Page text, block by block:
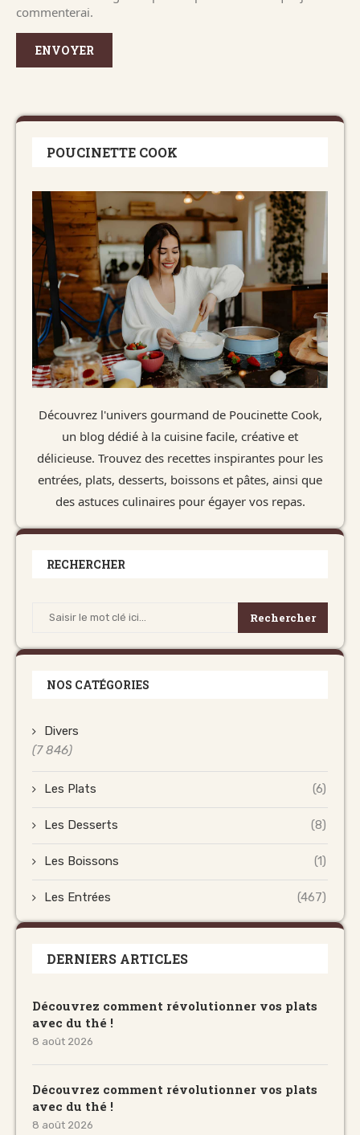
commenterai.
POUCINETTE COOK
Découvrez l'univers gourmand de Poucinette Cook,
un blog dédié à la cuisine facile, créative et
délicieuse. Trouvez des recettes inspirantes pour les
entrées, plats, desserts, boissons et pâtes, ainsi que
des astuces culinaires pour égayer vos repas.
RECHERCHER
Rechercher
NOS CATÉGORIES
Divers
(7 846)
Les Plats (6)
Les Desserts (8)
Les Boissons (1)
Les Entrées (467)
DERNIERS ARTICLES
Découvrez comment révolutionner vos plats
avec du thé !
8 août 2026
Découvrez comment révolutionner vos plats
avec du thé !
8 août 2026